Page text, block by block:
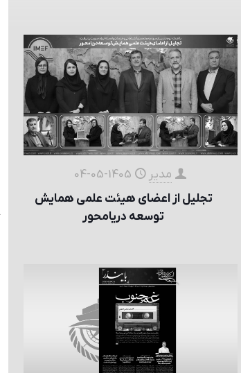
مدیر
1405-05-04
تجلیل از اعضای هیئت علمی همایش
توسعه دریا‌محور